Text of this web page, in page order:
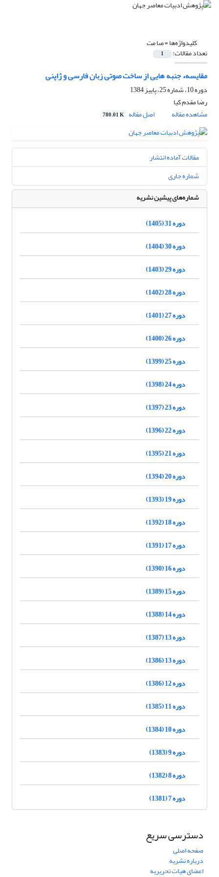
کلیدواژه‌ها =صا مت
تعداد مقالات: 1
مقایسهء جنبه هایی از ساخت صوتی زبان فارسی و ژاپنی
دوره 10، شماره 25، پاییز 1384
رضا مقدم کیا
مشاهده مقاله
اصل مقاله 780.01 K
مقالات آماده انتشار
شماره جاری
شماره‌های پیشین نشریه
دوره 31 (1405)
دوره 30 (1404)
دوره 29 (1403)
دوره 28 (1402)
دوره 27 (1401)
دوره 26 (1400)
دوره 25 (1399)
دوره 24 (1398)
دوره 23 (1397)
دوره 22 (1396)
دوره 21 (1395)
دوره 20 (1394)
دوره 19 (1393)
دوره 18 (1392)
دوره 17 (1391)
دوره 16 (1390)
دوره 15 (1389)
دوره 14 (1388)
دوره 13 (1387)
دوره 13 (1386)
دوره 12 (1386)
دوره 11 (1385)
دوره 10 (1384)
دوره 9 (1383)
دوره 8 (1382)
دوره 7 (1381)
دسترسی سریع
صفحه اصلی
درباره نشریه
اعضای هیات تحریریه